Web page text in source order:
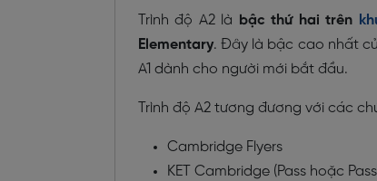
Trình độ A2 là bậc thứ hai trên
Elementary. Đây là bậc cao nhất
A1 dành cho người mới bắt đầu.
Trình độ A2 tương đương với các
Cambridge Flyers
KET Cambridge (Pass hoặc